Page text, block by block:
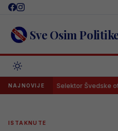
Skip
content Sve Osim
NAJNOVIJE
Selektor Švedske otputovao
ISTAKNUTE